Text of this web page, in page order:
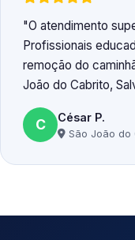
O atendimento
Profissionais
remoção do
João do Cabrito,
C César P.
São João do